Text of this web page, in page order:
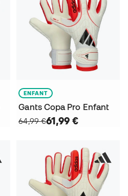
ENFANT
Gants Copa Pro Enfant
64,99 €61,99 €